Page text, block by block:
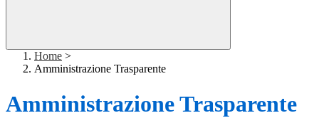
Home >
Amministrazione Trasparente
Amministrazione Trasparente